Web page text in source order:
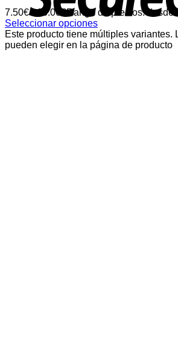
7.50€ - 13.00 €Rango de precios: desde
Seleccionar opciones
Este producto tiene múltiples variantes.
pueden elegir en la página de producto